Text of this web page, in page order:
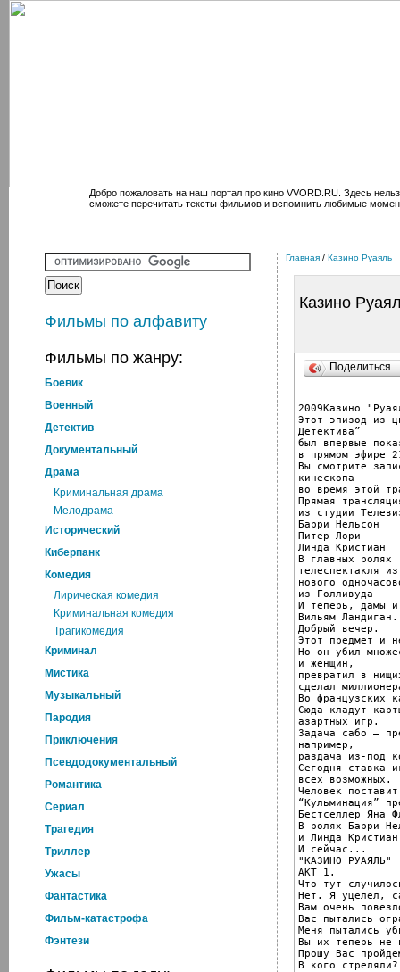
Добро пожаловать на наш портал про кино VVORD.RU. Здесь
сможете перечитать тексты фильмов и вспомнить любимые
Фильмы по алфавиту
Фильмы по жанру:
Боевик
Военный
Детектив
Документальный
Драма
Криминальная драма
Мелодрама
Исторический
Киберпанк
Комедия
Лирическая комедия
Криминальная комедия
Трагикомедия
Криминал
Мистика
Музыкальный
Пародия
Приключения
Псевдодокументальный
Романтика
Cериал
Трагедия
Триллер
Ужасы
Фантастика
Фильм-катастрофа
Фэнтези
Главная / Казино Руаяль
Казино
2009Казино
Этот эпизод из
Детектива”
был впервые
в прямом эфире
Вы смотрите
кинескопа
во время этой
Прямая
из студии
Барри Нельсон
Питер Лори
Линда Кристиан
В главных ролях
телеспектакля
нового
из Голливуда
И теперь, дамы
Вильям Ландиган.
Добрый вечер.
Этот предмет и
Но он убил
и женщин,
превратил в
сделал
Во французских
Сюда кладут
азартных игр.
Задача сабо –
например,
раздача из-под
Сегодня ставка
всех возможных.
Человек
“Кульминация”
Бестселлер Яна
В ролях Барри
и Линда
И сейчас...
"КАЗИНО РУАЯЛЬ"
АКТ 1.
Что тут
Нет. Я уцелел,
Вам очень
Вас пытались
Меня пытались
Вы их теперь не
Прошу Вас
В кого стреляли?